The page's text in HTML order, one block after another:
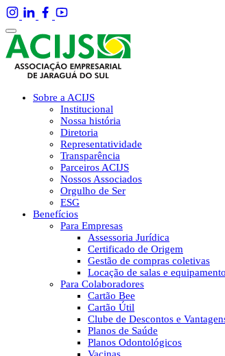
Sobre a ACIJS
Institucional
Nossa história
Diretoria
Representatividade
Transparência
Parceiros ACIJS
Nossos Associados
Orgulho de Ser
ESG
Benefícios
Para Empresas
Assessoria Jurídica
Certificado de Origem
Gestão de compras coletivas
Locação de salas e
Para Colaboradores
Cartão Bee
Cartão Útil
Clube de Descontos e
Planos de Saúde
Planos Odontológicos